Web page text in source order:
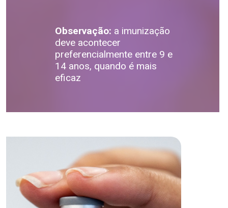
Observação: a imunização
deve acontecer
preferencialmente entre 9 e
14 anos, quando é mais
eficaz